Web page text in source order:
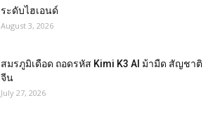
ระดับไฮเอนด์
August 3, 2026
สมรภูมิเดือด ถอดรหัส Kimi K3 AI ม้ามืด สัญชาติ
จีน
July 27, 2026